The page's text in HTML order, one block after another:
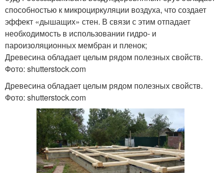
способностью к микроциркуляции воздуха, что создает
эффект «дышащих» стен. В связи с этим отпадает
необходимость в использовании гидро- и
пароизоляционных мембран и пленок;
Древесина обладает целым рядом полезных свойств.
Фото: shutterstock.com
Древесина обладает целым рядом полезных свойств.
Фото: shutterstock.com